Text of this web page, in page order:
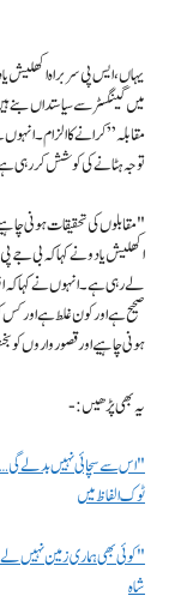
یہاں، ایس پی سربراہ اکھلیش
میں گینگسٹر سے سیاستداں بنے
مقابلہ” کرانے کا الزام۔
توجہ ہٹانے کی کوشش کر رہی
"مقابلوں کی تحقیقات ہونی
اکھلیش یادو نے کہا کہ بی جے
لے رہی ہے۔ انہوں نے کہا کہ
صحیح ہے اور کون غلط ہے اور
ہونی چاہیے اور قصورواروں کو
یہ بھی پڑھیں:-
"اس سے سچائی نہیں بدلے
ٹوک الفاظ میں
"کوئی بھی ہماری زمین نہیں
شاہ